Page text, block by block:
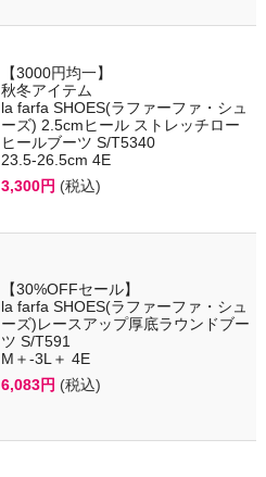
【3000円均一】
秋冬アイテム
la farfa SHOES(ラファーファ・シュ
ーズ) 2.5cmヒール ストレッチロー
ヒールブーツ S/T5340
23.5-26.5cm 4E
3,300円 (税込)
【30%OFFセール】
la farfa SHOES(ラファーファ・シュ
ーズ)レースアップ厚底ラウンドブー
ツ S/T591
M＋-3L＋ 4E
6,083円 (税込)